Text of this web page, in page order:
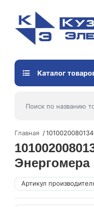
Каталог
Главная
Энергомера
Артикул